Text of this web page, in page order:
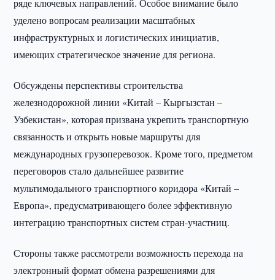
ряде ключевых направлений. Особое внимание было
уделено вопросам реализации масштабных
инфраструктурных и логистических инициатив,
имеющих стратегическое значение для региона.
Обсуждены перспективы строительства
железнодорожной линии «Китай – Кыргызстан –
Узбекистан», которая призвана укрепить транспортную
связанность и открыть новые маршруты для
международных грузоперевозок. Кроме того, предметом
переговоров стало дальнейшее развитие
мультимодального транспортного коридора «Китай –
Европа», предусматривающего более эффективную
интеграцию транспортных систем стран-участниц.
Стороны также рассмотрели возможность перехода на
электронный формат обмена разрешениями для